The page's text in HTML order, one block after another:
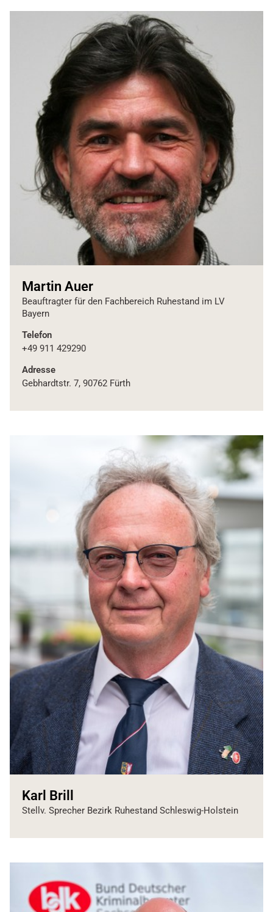
Martin Auer
Beauftragter für den Fachbereich Ruhestand im LV
Bayern
Telefon
+49 911 429290
Adresse
Gebhardtstr. 7, 90762 Fürth
Karl Brill
Stellv. Sprecher Bezirk Ruhestand Schleswig-Holstein